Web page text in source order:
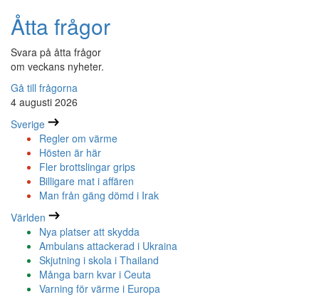
Åtta frågor
Svara på åtta frågor
om veckans nyheter.
Gå till frågorna
4 augusti 2026
Sverige
Regler om värme
Hösten är här
Fler brottslingar grips
Billigare mat i affären
Man från gäng dömd i Irak
Världen
Nya platser att skydda
Ambulans attackerad i Ukraina
Skjutning i skola i Thailand
Många barn kvar i Ceuta
Varning för värme i Europa